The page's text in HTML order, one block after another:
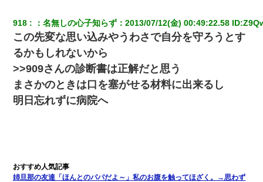
医者「糖尿病で余命1年です」 ワイ「知らんわｗどうせ死ぬなら
食べる量増やすわｗ」→結果ｗｗｗｗｗ
【悲報】姉と入浴中に大きくなってしまった結果ｗｗｗｗｗｗｗ
ｗ
ｗｗｗｗｗｗｗ
918 ：名無しの心子知らず ：2013/07/12(金) 00:49:22.58 ID:
この先変な思い込みやうわさで自分を守ろうとす
るかもしれないから
>>909さんの診断書は正解だと思う
まさかのときは口を塞がせる材料に出来るし
明日忘れずに病院へ
姉旦那の友達「ほんとのパパだよ～」私のお腹を触ってほざく。→思わず